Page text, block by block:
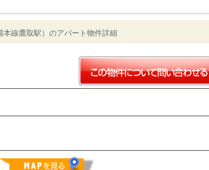
線鷹取駅）のアパート物件詳細